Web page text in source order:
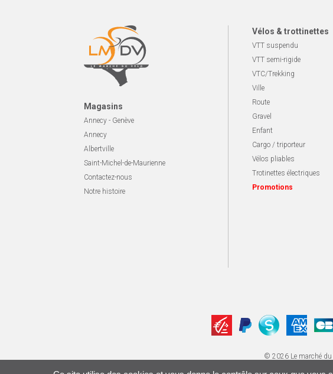
Magasins
Annecy - Genève
Annecy
Albertville
Saint-Michel-de-Maurienne
Contactez-nous
Notre histoire
Vélos & trottinettes
VTT suspendu
VTT semi-rigide
VTC/Trekking
Ville
Route
Gravel
Enfant
Cargo / triporteur
Vélos pliables
Trotinettes électriques
Promotions
© 2026 Le marché du